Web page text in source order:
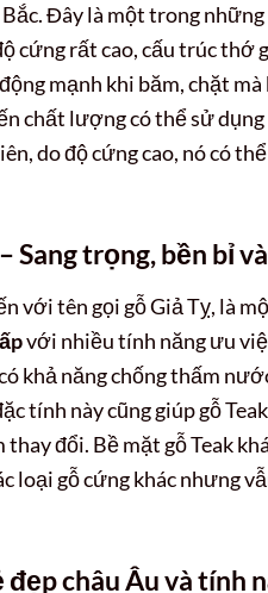
Đây là một trong những
cứng rất cao, cấu trúc thớ
mạnh khi băm, chặt
chất lượng có thể sử
do độ cứng cao, nó có
Sang trọng, bền bỉ
với tên gọi gỗ Giả Tỵ, là
với nhiều tính năng ưu
khả năng chống thấm
tính này cũng giúp gỗ
thay đổi. Bề mặt gỗ Teak
loại gỗ cứng khác nhưng
châu Âu và tính